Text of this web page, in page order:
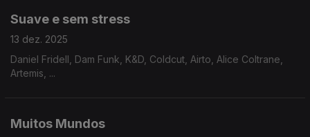
Suave e sem stress
13 dez. 2025
Daniel Fridell, Dam Funk, K&D, Coldcut, Airto, Alice Coltrane,
Artemis, ...
Muitos Mundos